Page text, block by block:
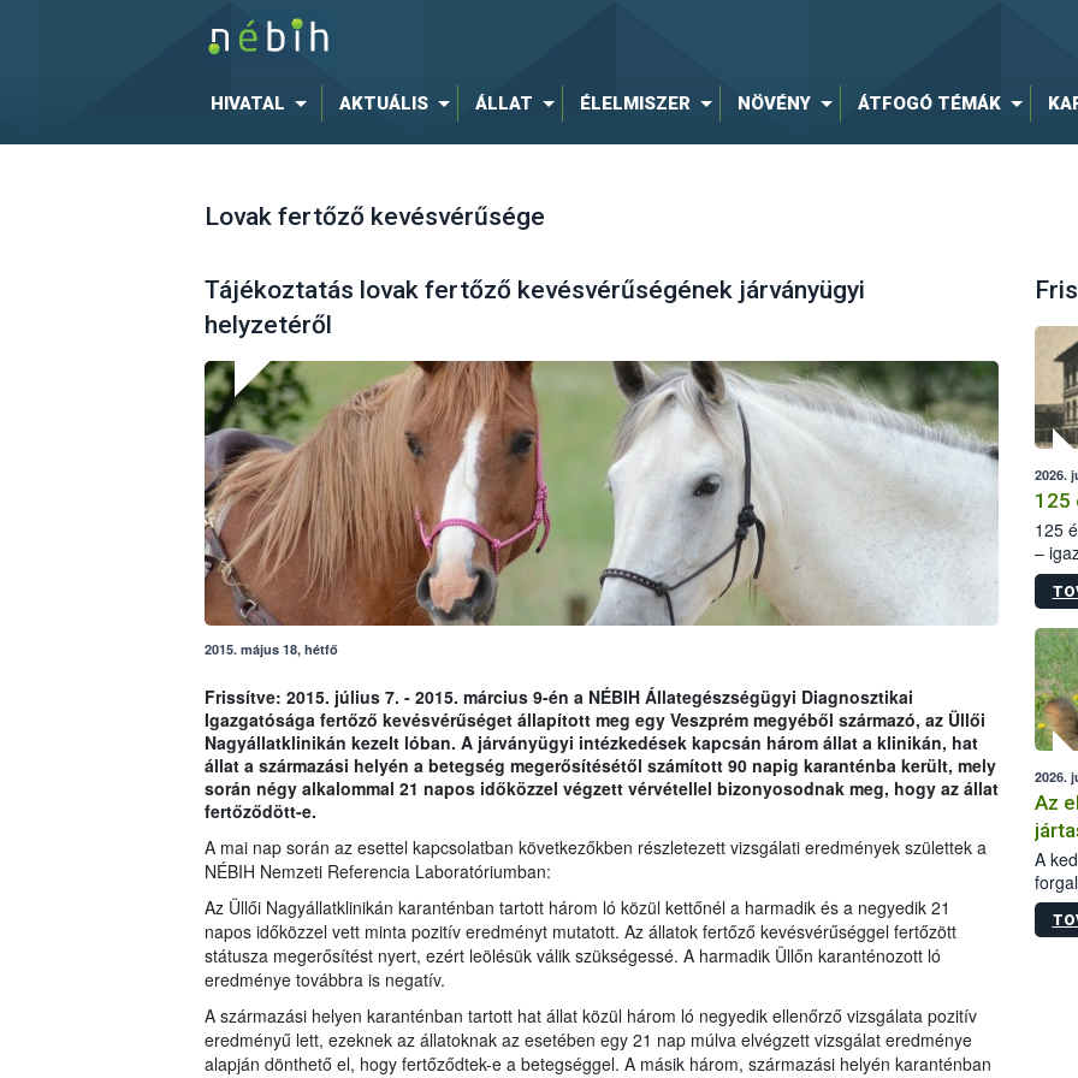
HIVATAL AKTUÁLIS ÁLLAT ÉLELMISZER NÖVÉNY ÁTFOGÓ TÉMÁK
Lovak fertőző kevésvérűsége
Tájékoztatás lovak fertőző kevésvérűségének járványügyi
helyzetéről
2015. május 18, hétfő
Frissítve: 2015. július 7. - 2015. március 9-én a NÉBIH Állategészségügyi Diagnosztikai
Igazgatósága fertőző kevésvérűséget állapított meg egy Veszprém megyéből származó, az Üllői
Nagyállatklinikán kezelt lóban. A járványügyi intézkedések kapcsán három állat a klinikán, hat
állat a származási helyén a betegség megerősítésétől számított 90 napig karanténba került, mely
során négy alkalommal 21 napos időközzel végzett vérvétellel bizonyosodnak meg, hogy az állat
fertőződött-e.
A mai nap során az esettel kapcsolatban következőkben részletezett vizsgálati eredmények születtek a
NÉBIH Nemzeti Referencia Laboratóriumban:
Az Üllői Nagyállatklinikán karanténban tartott három ló közül kettőnél a harmadik és a negyedik 21
napos időközzel vett minta pozitív eredményt mutatott. Az állatok fertőző kevésvérűséggel fertőzött
státusza megerősítést nyert, ezért leölésük válik szükségessé. A harmadik Üllőn karanténozott ló
eredménye továbbra is negatív.
A származási helyen karanténban tartott hat állat közül három ló negyedik ellenőrző vizsgálata pozitív
eredményű lett, ezeknek az állatoknak az esetében egy 21 nap múlva elvégzett vizsgálat eredménye
alapján dönthető el, hogy fertőződtek-e a betegséggel. A másik három, származási helyén karanténban
2026.
125
125
–
15.
2026.
Az
A